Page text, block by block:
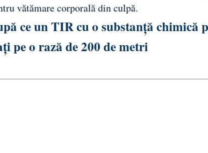
vătămare corporală din culpă.
ce un TIR cu o substanță chimică
pe o rază de 200 de metri